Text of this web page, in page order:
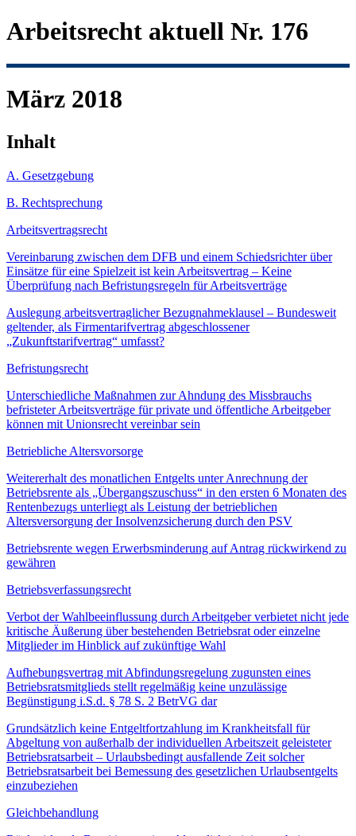
Arbeitsrecht aktuell Nr. 176
März 2018
Inhalt
A. Gesetzgebung
B. Rechtsprechung
Arbeitsvertragsrecht
Vereinbarung zwischen dem DFB und einem Schiedsrichter über
Einsätze für eine Spielzeit ist kein Arbeitsvertrag – Keine
Überprüfung nach Befristungsregeln für Arbeitsverträge
Auslegung arbeitsvertraglicher Bezugnahmeklausel – Bundesweit
geltender, als Firmentarifvertrag abgeschlossener
„Zukunftstarifvertrag“ umfasst?
Befristungsrecht
Unterschiedliche Maßnahmen zur Ahndung des Missbrauchs
befristeter Arbeitsverträge für private und öffentliche Arbeitgeber
können mit Unionsrecht vereinbar sein
Betriebliche Altersvorsorge
Weitererhalt des monatlichen Entgelts unter Anrechnung der
Betriebsrente als „Übergangszuschuss“ in den ersten 6 Monaten des
Rentenbezugs unterliegt als Leistung der betrieblichen
Altersversorgung der Insolvenzsicherung durch den PSV
Betriebsrente wegen Erwerbsminderung auf Antrag rückwirkend zu
gewähren
Betriebsverfassungsrecht
Verbot der Wahlbeeinflussung durch Arbeitgeber verbietet nicht jede
kritische Äußerung über bestehenden Betriebsrat oder einzelne
Mitglieder im Hinblick auf zukünftige Wahl
Aufhebungsvertrag mit Abfindungsregelung zugunsten eines
Betriebsratsmitglieds stellt regelmäßig keine unzulässige
Begünstigung i.S.d. § 78 S. 2 BetrVG dar
Grundsätzlich keine Entgeltfortzahlung im Krankheitsfall für
Abgeltung von außerhalb der individuellen Arbeitszeit geleisteter
Betriebsratsarbeit – Urlaubsbedingt ausfallende Zeit solcher
Betriebsratsarbeit bei Bemessung des gesetzlichen Urlaubsentgelts
einzubeziehen
Gleichbehandlung